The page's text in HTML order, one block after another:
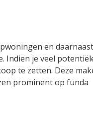
en
Indien je veel
te zetten. Deze
prominent op funda